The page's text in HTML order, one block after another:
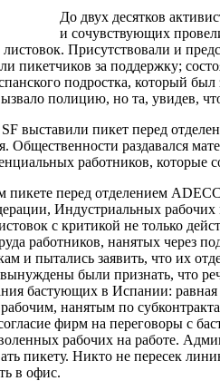
До двух десятков
и сочувствующих
листовок. Присутствовали и
пикетчиков за поддержку;
подростка, который был
полицию, но та, увидев,
SF выставили пикет перед
Общественности раздавался
работников, которые
пикете перед отделением
Индустриальных
с критикой не только
работников, нанятых через
и пытались заявить, что их
были признать, что
бастующих в Испании:
нанятым по
фирм на переговоры с
рабочих на работе.
пикету. Никто не пересек
в офис.